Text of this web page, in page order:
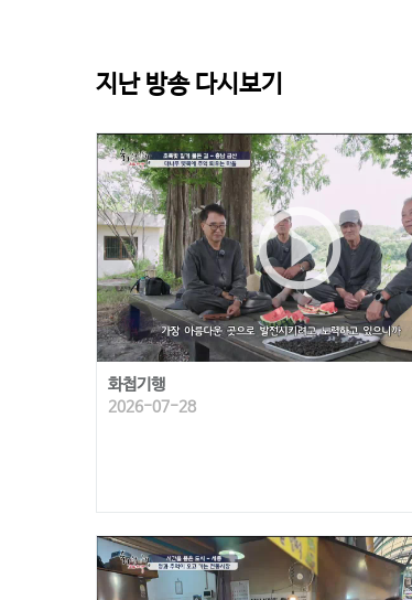
지난 방송 다시보기
play_circle_outline
화첩기행
2026-07-28